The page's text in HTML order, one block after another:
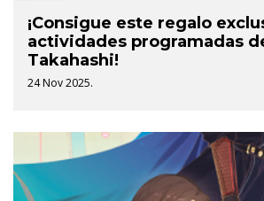
¡Consigue este regalo
actividades programadas
Takahashi!
24 Nov 2025.